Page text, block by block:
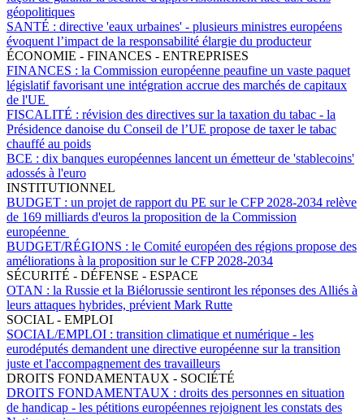
géopolitiques
SANTÉ : directive 'eaux urbaines' - plusieurs ministres européens
évoquent l’impact de la responsabilité élargie du producteur
ÉCONOMIE - FINANCES - ENTREPRISES
FINANCES : la Commission européenne peaufine un vaste paquet
législatif favorisant une intégration accrue des marchés de capitaux
de l'UE
FISCALITÉ : révision des directives sur la taxation du tabac - la
Présidence danoise du Conseil de l’UE propose de taxer le tabac
chauffé au poids
BCE : dix banques européennes lancent un émetteur de 'stablecoins'
adossés à l'euro
INSTITUTIONNEL
BUDGET : un projet de rapport du PE sur le CFP 2028-2034 relève
de 169 milliards d'euros la proposition de la Commission
européenne
BUDGET/RÉGIONS : le Comité européen des régions propose des
améliorations à la proposition sur le CFP 2028-2034
SÉCURITÉ - DÉFENSE - ESPACE
OTAN : la Russie et la Biélorussie sentiront les réponses des Alliés à
leurs attaques hybrides, prévient Mark Rutte
SOCIAL - EMPLOI
SOCIAL/EMPLOI : transition climatique et numérique - les
eurodéputés demandent une directive européenne sur la transition
juste et l'accompagnement des travailleurs
DROITS FONDAMENTAUX - SOCIÉTÉ
DROITS FONDAMENTAUX : droits des personnes en situation
de handicap - les pétitions européennes rejoignent les constats des